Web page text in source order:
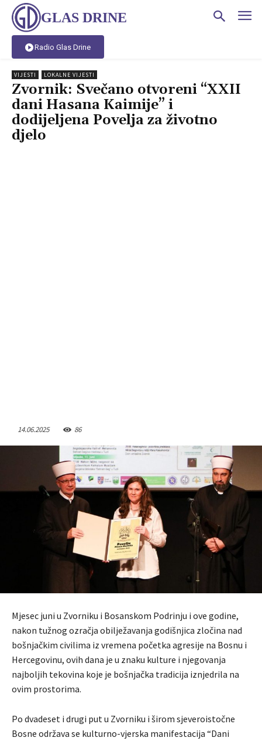
GLAS DRINE
Radio Glas Drine
VIJESTI LOKALNE VIJESTI
Zvornik: Svečano otvoreni “XXII
dani Hasana Kaimije” i
dodijeljena Povelja za životno
djelo
14.06.2025 86
Mjesec juni u Zvorniku i Bosanskom Podrinju i ove godine,
nakon tužnog ozračja obilježavanja godišnjica zločina nad
bošnjačkim civilima iz vremena početka agresije na Bosnu i
Hercegovinu, ovih dana je u znaku kulture i njegovanja
najboljih tekovina koje je bošnjačka tradicija iznjedrila na
ovim prostorima.
Po dvadeset i drugi put u Zvorniku i širom sjeveroistočne
Bosne održava se kulturno-vjerska manifestacija “Dani